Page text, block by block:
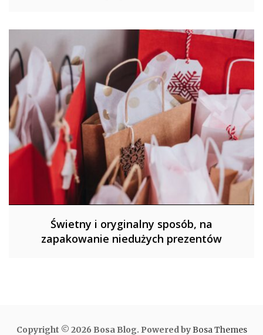
Świetny i oryginalny sposób, na
zapakowanie niedużych prezentów
Copyright © 2026 Bosa Blog. Powered byBosa Themes